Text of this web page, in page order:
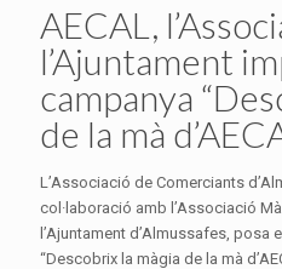
AECAL,
l’Ajuntament
campanya
de la mà
L’Associació de Comerciants
col·laboració amb l’Associació
l’Ajuntament d’Almussafes, posa
“Descobrix la màgia de la mà